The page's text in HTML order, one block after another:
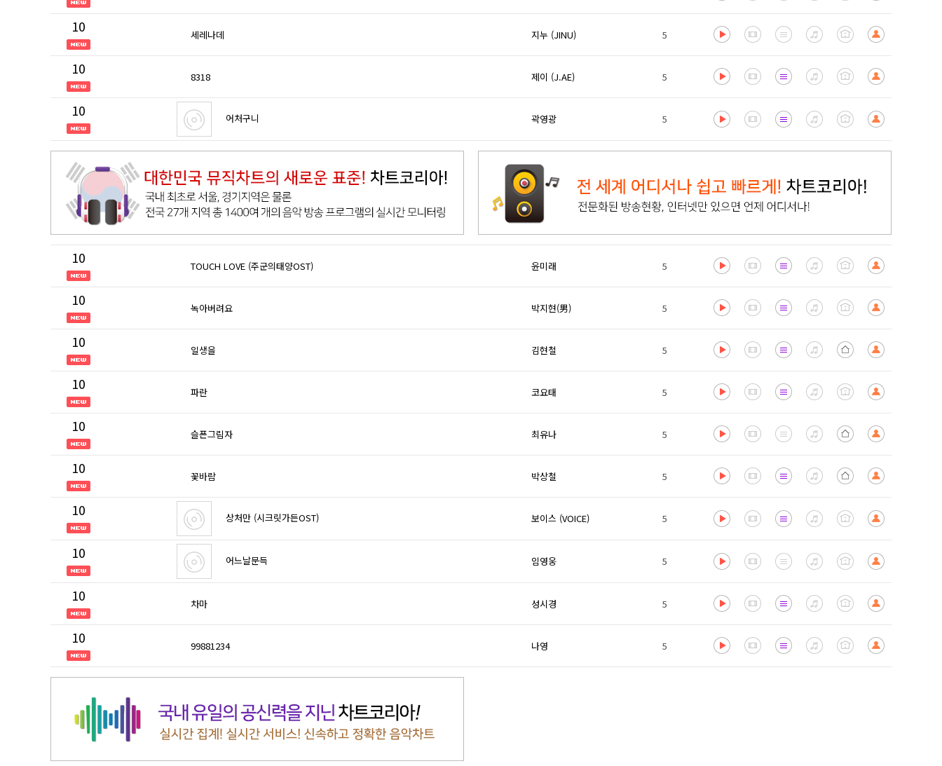
10 세레나데 지누 (JINU) 5
10 8318 제이 (J.AE) 5
10 어처구니 곽영광 5
10 TOUCH LOVE (주군의태양OST) 윤미래 5
10 녹아버려요 박지현(男) 5
10 일생을 김현철 5
10 파란 코요태 5
10 슬픈그림자 최유나 5
10 꽃바람 박상철 5
10 상처만 (시크릿가든OST) 보이스 (VOICE) 5
10 어느날문득 임영웅 5
10 차마 성시경 5
10 99881234 나영 5